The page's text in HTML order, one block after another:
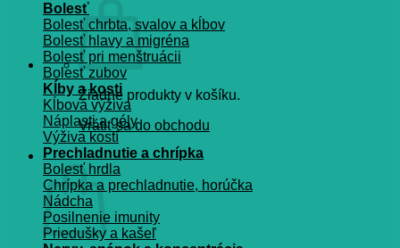
Žiadne produkty v košíku.
Vrátiť sa do obchodu
Košík
Bolesť
Bolesť chrbta, svalov a kĺbov
Bolesť hlavy a migréna
Bolesť pri menštruácii
Bolesť zubov
Kĺby a kosti
Kĺbová výživa
Náplasti a gély
Výživa kostí
Prechladnutie a chrípka
Bolesť hrdla
Chrípka a prechladnutie, horúčka
Nádcha
Posilnenie imunity
Priedušky a kašeľ